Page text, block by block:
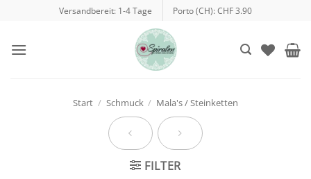
springen
Versandbereit: 1-4 Tage Porto (CH): CHF 3.90
Start / Schmuck / Mala's / Steinketten
FILTER